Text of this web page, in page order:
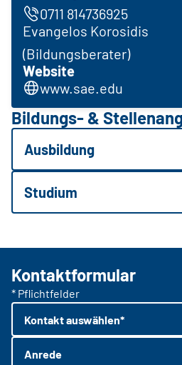
0711 814736925
Evangelos Korosidis
(Bildungsberater)
Website
www.sae.edu
Bildungs- &
Ausbildung
Studium
Kontaktformular
* Pflichtfelder
Kontakt auswählen*
Anrede